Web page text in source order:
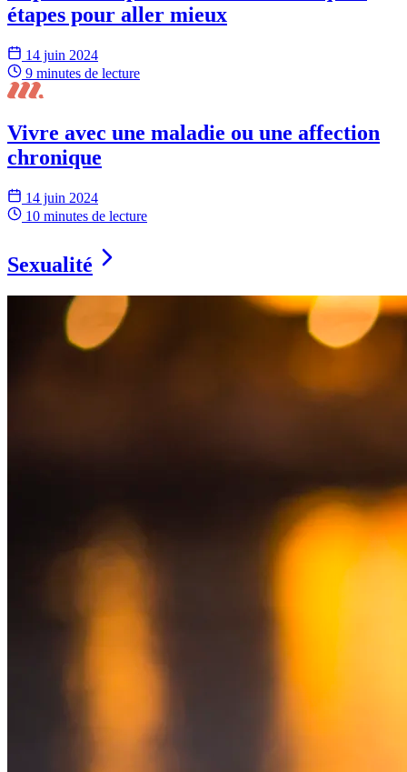
étapes pour aller mieux
14 juin 2024
9 minutes de lecture
Vivre avec une maladie ou une affection
chronique
14 juin 2024
10 minutes de lecture
Sexualité